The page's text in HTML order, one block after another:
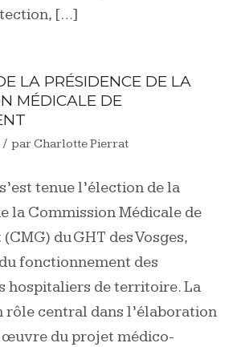
[…]
LA PRÉSIDENCE DE LA
MÉDICALE DE
/ parCharlotte Pierrat
tenue l’élection de la
la Commission Médicale de
du GHT des Vosges,
fonctionnement des
hospitaliers de territoire. La
rôle central dans l’élaboration
œuvre du projet médico-